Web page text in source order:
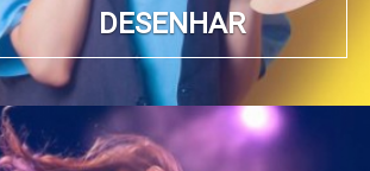
DESENHAR